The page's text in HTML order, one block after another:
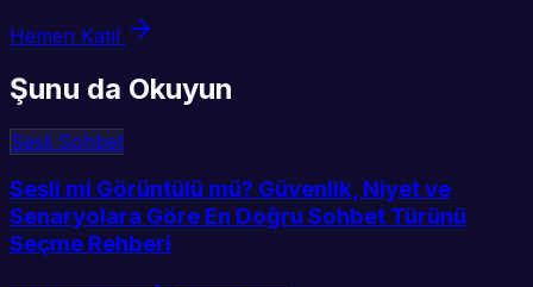
Hemen Katıl
Şunu da Okuyun
Sesli Sohbet
Sesli mi Görüntülü mü? Güvenlik, Niyet ve
Senaryolara Göre En Doğru Sohbet Türünü
Seçme Rehberi